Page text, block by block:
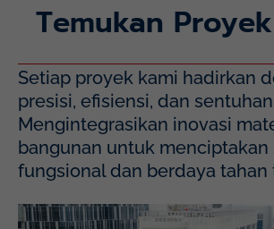
Temukan
Setiap proyek kami hadirkan
presisi, efisiensi, dan
Mengintegrasikan inovasi
bangunan untuk menciptakan
fungsional dan berdaya tahan
Mayapada Hospital Kuningan (MHKN),